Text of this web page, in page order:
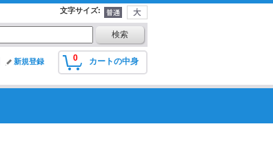
文字サイズ:
0 カートの中身
新規登録